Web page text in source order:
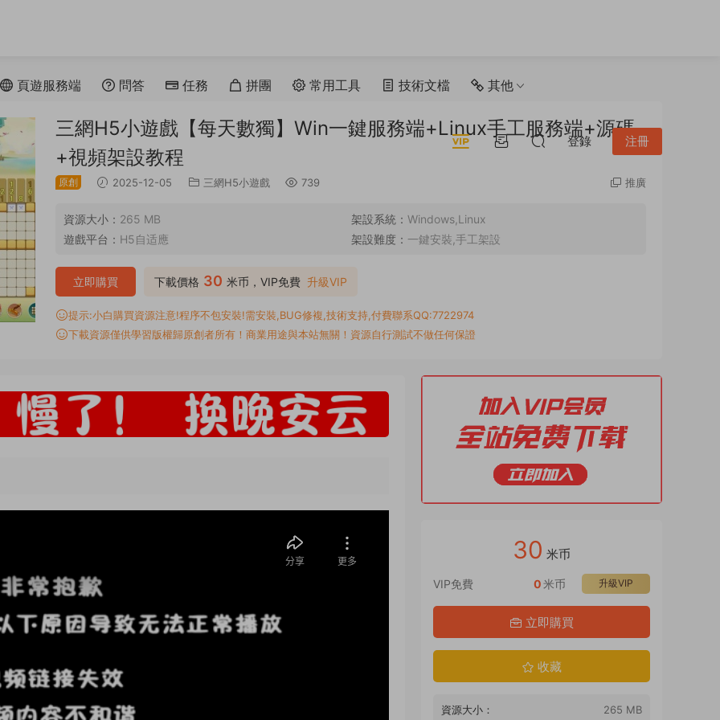
頁遊服務端 問答 任務 拼團 常用工具 技術文檔 其他
登錄 注冊
三網H5小遊戲【每天數獨】Win一鍵服務端+Linux手工服務端+源碼
+視頻架設教程
原創 2025-12-05 三網H5小遊戲 739 推廣
資源大小： 265 MB 架設系統： Windows,Linux
遊戲平台： H5自适應 架設難度： 一鍵安裝,手工架設
下載價格 30 米币，VIP免費 升級VIP
立即購買
提示:小白購買資源注意!程序不包安裝!需安裝,BUG修複,技術支持,付費聯系QQ:7722974
下載資源僅供學習版權歸原創者所有！商業用途與本站無關！資源自行測試不做任何保證
30 米币
VIP免費 升級VIP
0米币
立即購買
收藏
資源大小： 265 MB